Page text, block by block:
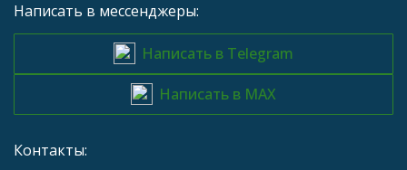
Написать в мессенджеры:
Написать в Telegram
Написать в MAX
Контакты: